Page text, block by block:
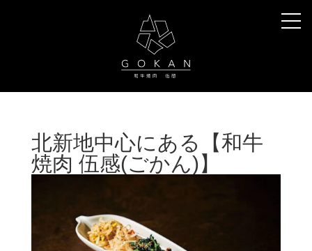
北新地中心にある【和牛
焼肉 伍感(ごかん)】